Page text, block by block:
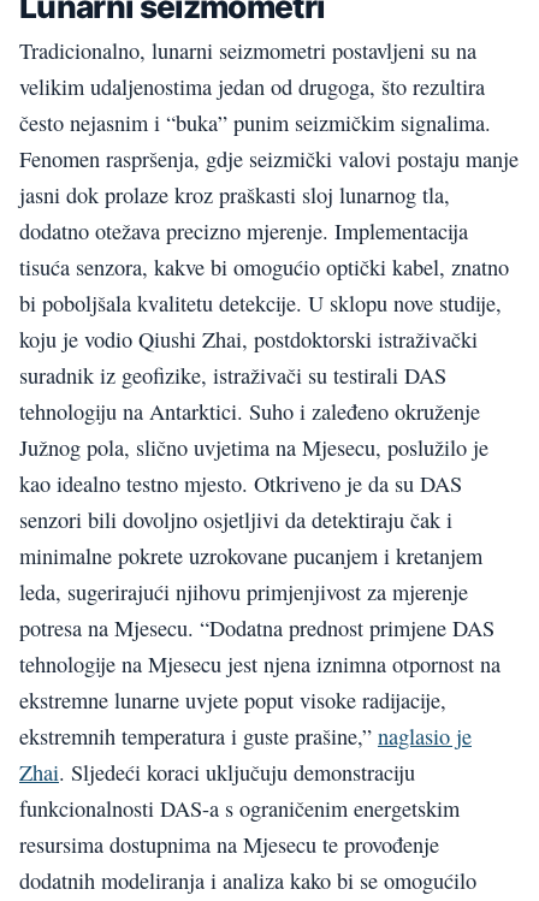
Tradicionalno, lunarni seizmometri postavljeni su na
velikim udaljenostima jedan od drugoga, što rezultira
često nejasnim i “buka” punim seizmičkim signalima.
Fenomen raspršenja, gdje seizmički valovi postaju manje
jasni dok prolaze kroz praškasti sloj lunarnog tla,
dodatno otežava precizno mjerenje. Implementacija
tisuća senzora, kakve bi omogućio optički kabel, znatno
bi poboljšala kvalitetu detekcije. U sklopu nove studije,
koju je vodio Qiushi Zhai, postdoktorski istraživački
suradnik iz geofizike, istraživači su testirali DAS
tehnologiju na Antarktici. Suho i zaleđeno okruženje
Južnog pola, slično uvjetima na Mjesecu, poslužilo je
kao idealno testno mjesto. Otkriveno je da su DAS
senzori bili dovoljno osjetljivi da detektiraju čak i
minimalne pokrete uzrokovane pucanjem i kretanjem
leda, sugerirajući njihovu primjenjivost za mjerenje
potresa na Mjesecu. “Dodatna prednost primjene DAS
tehnologije na Mjesecu jest njena iznimna otpornost na
ekstremne lunarne uvjete poput visoke radijacije,
ekstremnih temperatura i guste prašine,” naglasio je
Zhai. Sljedeći koraci uključuju demonstraciju
funkcionalnosti DAS-a s ograničenim energetskim
resursima dostupnima na Mjesecu te provođenje
dodatnih modeliranja i analiza kako bi se omogućilo